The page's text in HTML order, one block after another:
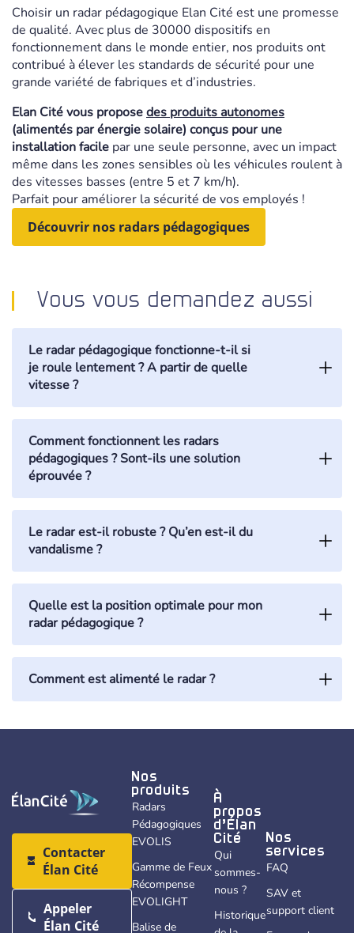
Choisir un radar pédagogique Elan Cité est une promesse
de qualité. Avec plus de 30000 dispositifs en
fonctionnement dans le monde entier, nos produits ont
contribué à élever les standards de sécurité pour une
grande variété de fabriques et d’industries.
Elan Cité vous proposedes produits autonomes
(alimentés par énergie solaire) conçus pour une
installation facile par une seule personne, avec un impact
même dans les zones sensibles où les véhicules roulent à
des vitesses basses (entre 5 et 7 km/h).
Parfait pour améliorer la sécurité de vos employés !
Découvrir nos radars pédagogiques
Vous vous demandez aussi
Le radar pédagogique fonctionne-t-il si
je roule lentement ? A partir de quelle
vitesse ?
Comment fonctionnent les radars
pédagogiques ? Sont-ils une solution
éprouvée ?
Le radar est-il robuste ? Qu’en est-il du
vandalisme ?
Quelle est la position optimale pour mon
radar pédagogique ?
Comment est alimenté le radar ?
Solaire
Électrique
Contacter
Élan Cité
Appeler
Élan Cité
Nos
produits
Radars
Pédagogiques
EVOLIS
Gamme de Feux
Récompense
EVOLIGHT
Balise de
À
propos
d’Élan
Cité
Qui
sommes-
nous ?
Historique
Nos
services
FAQ
SAV et
support client